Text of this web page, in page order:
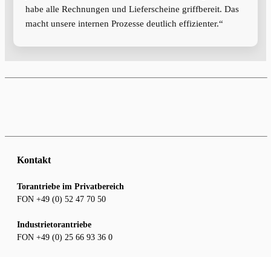
habe alle Rechnungen und Lieferscheine griffbereit. Das
macht unsere internen Prozesse deutlich effizienter.“
Kontakt
Torantriebe im Privatbereich
FON +49 (0) 52 47 70 50
Industrietorantriebe
FON +49 (0) 25 66 93 36 0